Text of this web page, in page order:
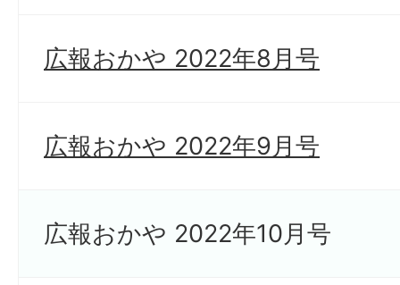
広報おかや 2022年8月号
広報おかや 2022年9月号
広報おかや 2022年10月号